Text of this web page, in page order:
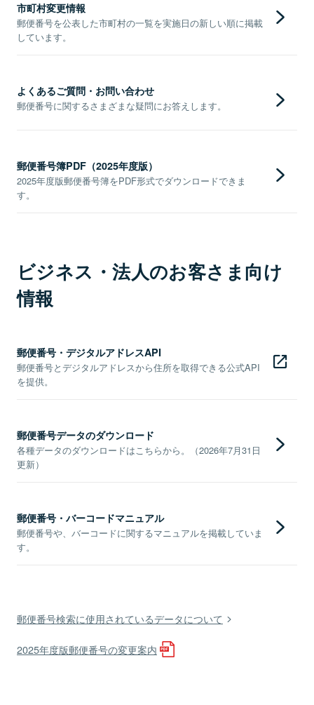
市町村変更情報
郵便番号を公表した市町村の一覧を実施日の新しい順に掲載
しています。
よくあるご質問・お問い合わせ
郵便番号に関するさまざまな疑問にお答えします。
郵便番号簿PDF（2025年度版）
2025年度版郵便番号簿をPDF形式でダウンロードできま
す。
ビジネス・法人のお客さま向け
情報
郵便番号・デジタルアドレスAPI
郵便番号とデジタルアドレスから住所を取得できる公式API
を提供。
郵便番号データのダウンロード
各種データのダウンロードはこちらから。（2026年7月31日
更新）
郵便番号・バーコードマニュアル
郵便番号や、バーコードに関するマニュアルを掲載していま
す。
郵便番号検索に使用されているデータについて
2025年度版郵便番号の変更案内